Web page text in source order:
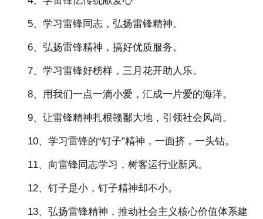
5、学习雷锋同志，弘扬雷锋精神。
6、弘扬雷锋精神，搞好优质服务。
7、学习雷锋好榜样，三月花开助人乐。
8、用我们一点一滴小爱，汇成一片爱的海洋。
9、让雷锋精神扎根赣鄱大地，引领社会风尚。
10、学习雷锋的“钉子”精神，一面挤，一头钻。
11、向雷锋同志学习，树客运行业新风。
12、钉子是小，钉子精神却不小。
13、弘扬雷锋精神，推动社会主义核心价值体系建